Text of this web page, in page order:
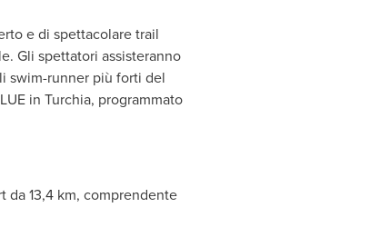
e di spettacolare trail
Gli spettatori assisteranno
swim-runner più forti del
in Turchia, programmato
da 13,4 km, comprendente